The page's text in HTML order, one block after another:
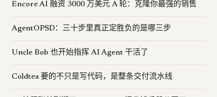
Encore AI 融资 3000 万美元 A 轮：克隆你最强的销售
AgentOPSD：三十步里真正定胜负的是哪三步
Uncle Bob 也开始指挥 AI Agent 干活了
Coldtea 要的不只是写代码，是整条交付流水线